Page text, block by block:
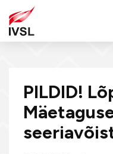
PILDID!